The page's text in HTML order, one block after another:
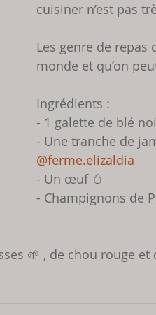
cuisiner n’est pas
Les genre de repas
monde et qu’on
Ingrédients :
- 1 galette de blé
- Une tranche de
@ferme.elizaldia
- Un œuf 🥚
- Champignons de
🌱 , de chou rouge